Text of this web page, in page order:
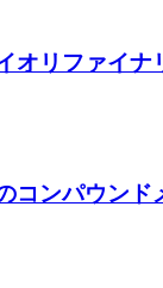
オリファイナ
コンパウンド